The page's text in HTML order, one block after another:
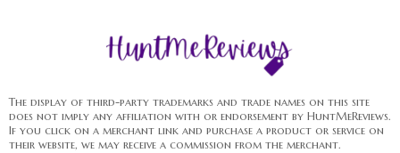
The display of third-party trademarks and trade names on this site
does not imply any affiliation with or endorsement by HuntMeReviews.
If you click on a merchant link and purchase a product or service on
their website, we may receive a commission from the merchant.